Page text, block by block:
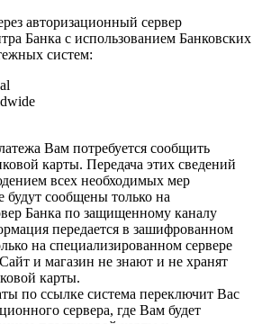
авторизационный сервер
Банка с использованием Банковских
систем:
Вам потребуется сообщить
карты. Передача этих сведений
всех необходимых мер
будут сообщены только на
Банка по защищенному каналу
передается в зашифрованном
на специализированном сервере
и магазин не знают и не хранят
карты.
по ссылке система переключит Вас
сервера, где Вам будет